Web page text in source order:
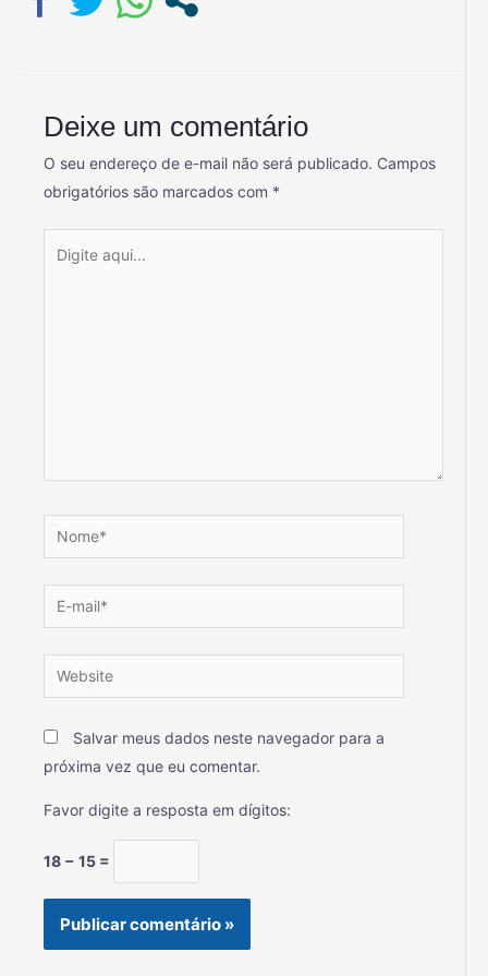
Deixe um comentário
O seu endereço de e-mail não será publicado. Campos
obrigatórios são marcados com *
Salvar meus dados neste navegador para a
próxima vez que eu comentar.
Favor digite a resposta em dígitos:
18 − 15 =